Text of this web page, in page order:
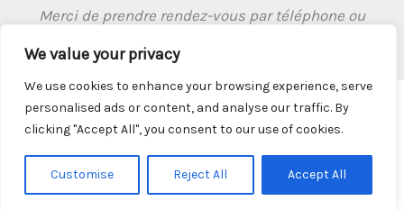
We value your privacy
We use cookies to enhance your browsing experience, serve
personalised ads or content, and analyse our traffic. By
clicking "Accept All", you consent to our use of cookies.
Customise Reject All Accept All
Merci de prendre rendez-vous par téléphone ou
Mentions légales